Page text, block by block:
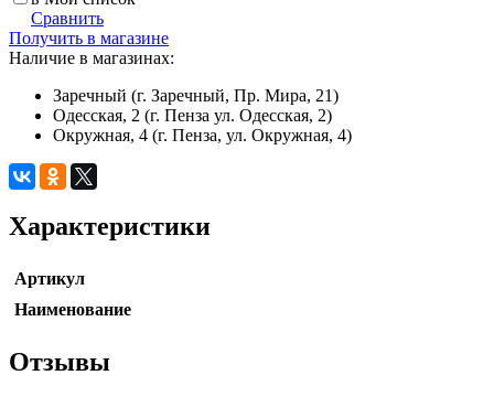
Сравнить
Получить в магазине
Наличие в магазинах:
Заречный (г. Заречный, Пр. Мира, 21)
Одесская, 2 (г. Пенза ул. Одесская, 2)
Окружная, 4 (г. Пенза, ул. Окружная, 4)
Характеристики
Артикул
Наименование
Отзывы